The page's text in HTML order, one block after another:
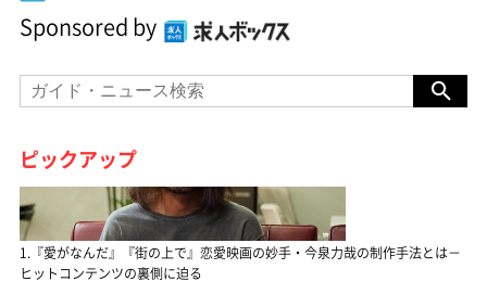
Sponsored by
ピックアップ
1.『愛がなんだ』『街の上で』恋愛映画の妙手・今泉力哉の制作手法とは－
ヒットコンテンツの裏側に迫る